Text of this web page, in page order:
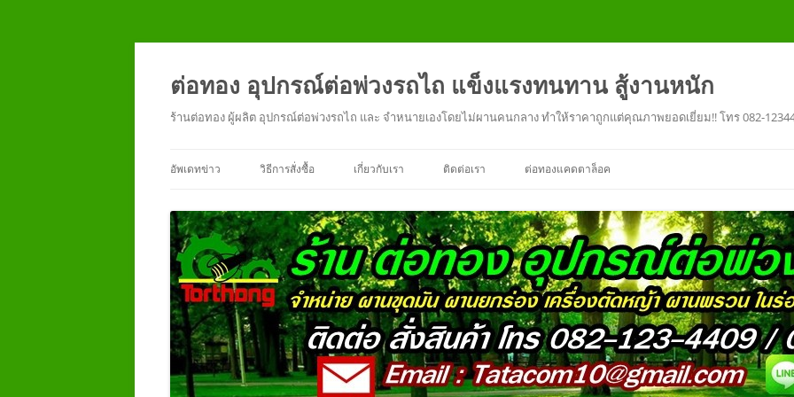
ข้าม
ยัง
เนื้อหา
ต่อทอง อุปกรณ์ต่อพ่วงรถไถ แข็งแรงทนทาน สู้งานหนัก
ร้านต่อทอง ผู้ผลิต อุปกรณ์ต่อพ่วงรถไถ และ จำหนายเองโดยไม่ผานคนกลาง ทำให้ราคาถูกแต่คุณภาพยอดเยี่ยม!! โทร 082-
อัพเดทข่าว วิธีการสั่งซื้อ เกี่ยวกับเรา ติดต่อเรา ต่อทองแคดตาล็อค